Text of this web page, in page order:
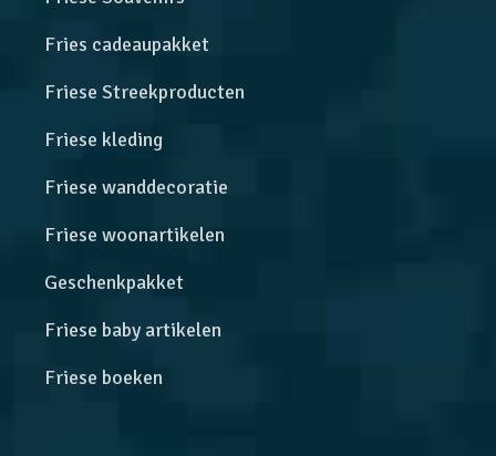
Fries cadeaupakket
Friese Streekproducten
Friese kleding
Friese wanddecoratie
Friese woonartikelen
Geschenkpakket
Friese baby artikelen
Friese boeken